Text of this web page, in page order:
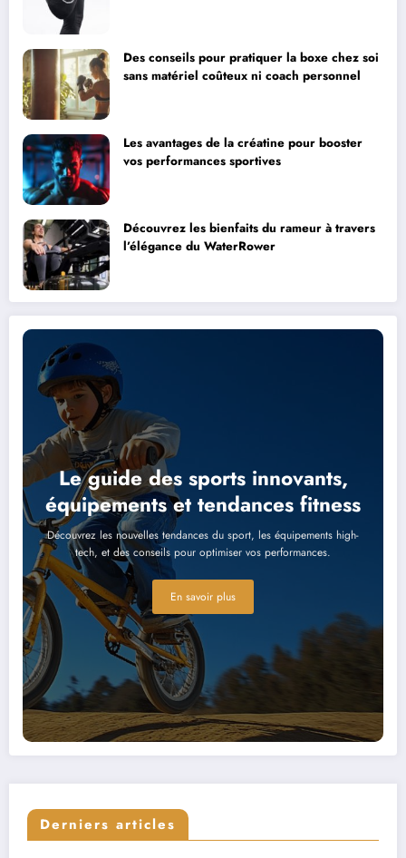
Des conseils pour pratiquer la boxe chez soi
sans matériel coûteux ni coach personnel
Les avantages de la créatine pour booster
vos performances sportives
Découvrez les bienfaits du rameur à travers
l’élégance du WaterRower
Le guide des sports innovants,
équipements et tendances fitness
Découvrez les nouvelles tendances du sport, les équipements high-
tech, et des conseils pour optimiser vos performances.
En savoir plus
Derniers articles